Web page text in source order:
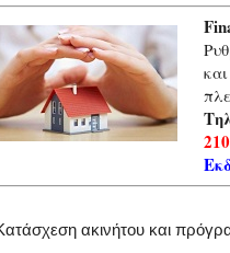
ακινήτου και